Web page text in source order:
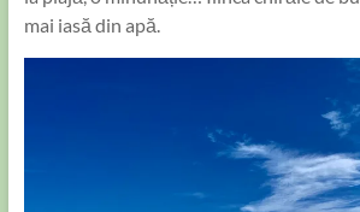
mai iasă din apă.